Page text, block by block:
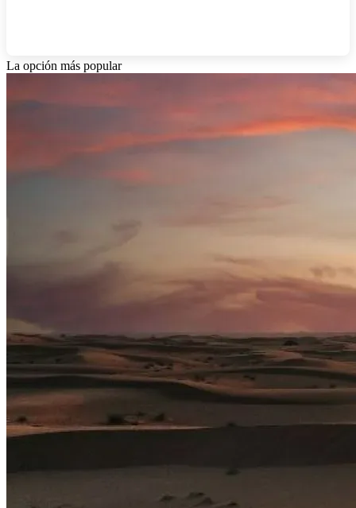
La opción más popular